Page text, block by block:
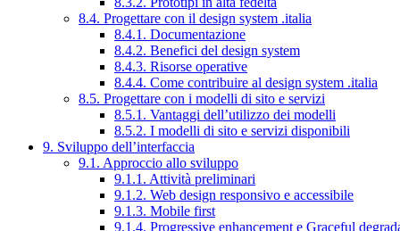
8.4. Progettare con il design system .italia
8.4.1. Documentazione
8.4.2. Benefici del design system
8.4.3. Risorse operative
8.4.4. Come contribuire al design system .italia
8.5. Progettare con i modelli di sito e servizi
8.5.1. Vantaggi dell’utilizzo dei modelli
8.5.2. I modelli di sito e servizi disponibili
9. Sviluppo dell’interfaccia
9.1. Approccio allo sviluppo
9.1.1. Attività preliminari
9.1.2. Web design responsivo e accessibile
9.1.3. Mobile first
9.1.4. Progressive enhancement e Graceful